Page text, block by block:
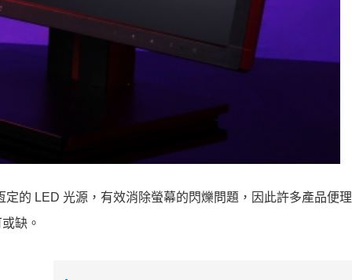
的 LED 光源，有效消除螢幕的閃爍問題，因此許多產品便
缺。